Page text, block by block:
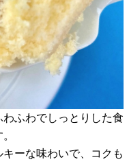
ふわでしっとりした食
ーな味わいで、コクも